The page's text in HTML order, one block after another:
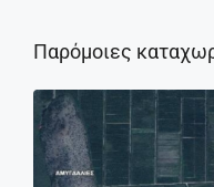
Παρόμοιες